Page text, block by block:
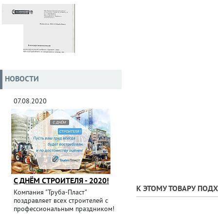
К ЭТОМУ ТОВАРУ
НОВОСТИ
07.08.2020
С ДНЁМ СТРОИТЕЛЯ - 2020!
Компания "Труба-Пласт"
поздравляет всех строителей с
профессиональным праздником!